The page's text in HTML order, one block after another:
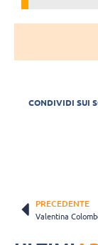
CONDIVIDI SUI
PRECEDENTE